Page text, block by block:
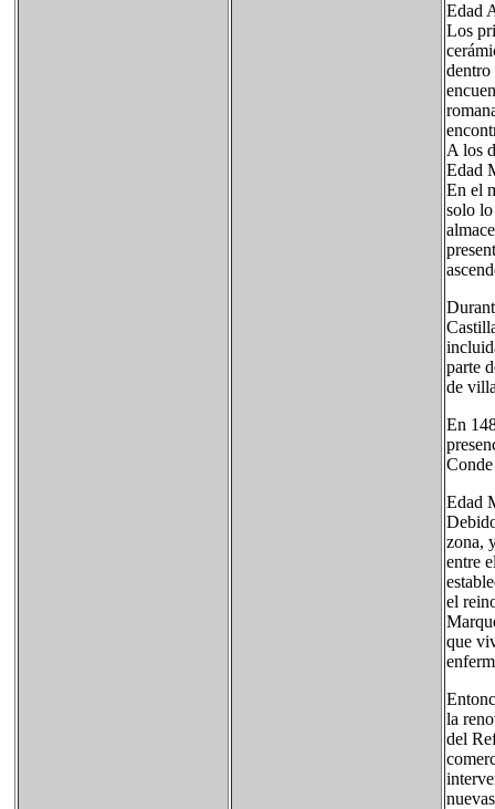
Edad
Los
dentro
A los
Edad
En el
solo lo
parte
de
En
Edad
zona,
entre
el
que
la
del